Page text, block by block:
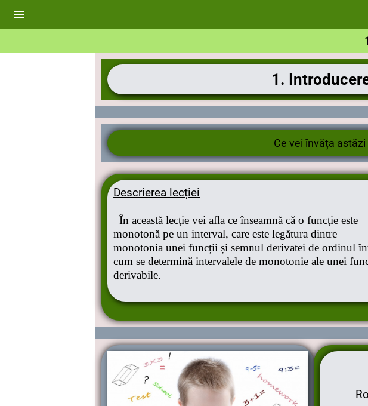
1.
Ce vei învăța astăzi
Descrierea lecției
În această lecție vei afla ce înseamnă că o funcție este
monotonă pe un interval, care este legătura dintre
monotonia unei funcții și semnul derivatei de ordinul
cum se determină intervalele de monotonie ale unei
derivabile.
Rolul